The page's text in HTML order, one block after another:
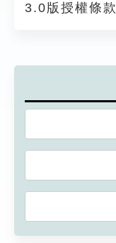
3.0版授權條款